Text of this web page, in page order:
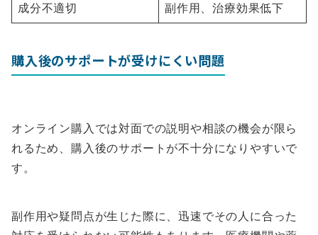
成分不適切 副作用、治療効果低下
購入後のサポートが受けにくい問題
オンライン購入では対面での説明や相談の機会が限ら
れるため、購入後のサポートが不十分になりやすいで
す。
副作用や疑問点が生じた際に、迅速でその人に合った